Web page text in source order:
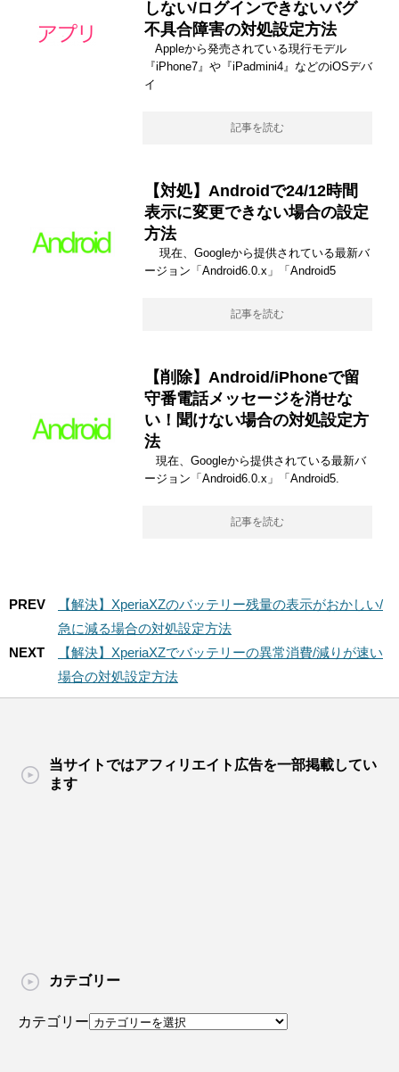
しない/ログインできないバグ
不具合障害の対処設定方法
Appleから発売されている現行モデル
『iPhone7』や『iPadmini4』などのiOSデバ
イ
記事を読む
【対処】Androidで24/12時間
表示に変更できない場合の設定
方法
現在、Googleから提供されている最新バ
ージョン「Android6.0.x」「Android5
記事を読む
【削除】Android/iPhoneで留
守番電話メッセージを消せな
い！聞けない場合の対処設定方
法
現在、Googleから提供されている最新バ
ージョン「Android6.0.x」「Android5.
記事を読む
PREV
【解決】XperiaXZのバッテリー残量の表示がおかしい/
急に減る場合の対処設定方法
NEXT
【解決】XperiaXZでバッテリーの異常消費/減りが速い
場合の対処設定方法
当サイトではアフィリエイト広告を一部掲載してい
ます
カテゴリー
カテゴリー